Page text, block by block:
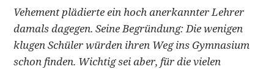
Vehement plädierte ein hoch anerkannter Lehrer
damals dagegen. Seine Begründung: Die wenigen
klugen Schüler würden ihren Weg ins Gymnasium
schon finden. Wichtig sei aber, für die vielen